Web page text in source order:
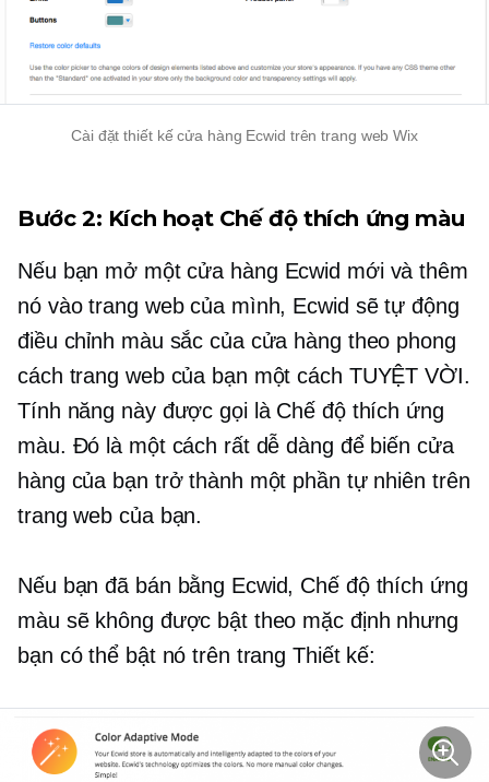
Cài đặt thiết kế cửa hàng Ecwid trên trang web Wix
Bước 2: Kích hoạt Chế độ thích ứng màu
Nếu bạn mở một cửa hàng Ecwid mới và thêm
nó vào trang web của mình, Ecwid sẽ tự động
điều chỉnh màu sắc của cửa hàng theo phong
cách trang web của bạn một cách TUYỆT VỜI.
Tính năng này được gọi là Chế độ thích ứng
màu. Đó là một cách rất dễ dàng để biến cửa
hàng của bạn trở thành một phần tự nhiên trên
trang web của bạn.
Nếu bạn đã bán bằng Ecwid, Chế độ thích ứng
màu sẽ không được bật theo mặc định nhưng
bạn có thể bật nó trên trang Thiết kế: